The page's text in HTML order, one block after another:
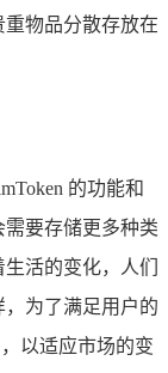
物品分散存放在
的功能和
要存储更多种类
活的变化，人们
为了满足用户的
以适应市场的变